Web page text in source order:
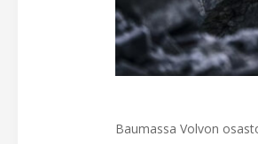
Baumassa Volvon